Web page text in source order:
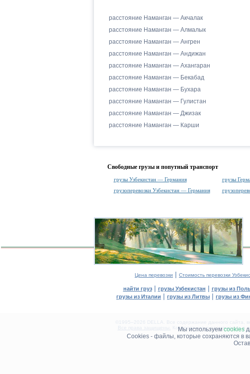
Мы используем cookies
Cookies - файлы, которые сохраняются в
расстояние Наманган — Акчалак
расстояние Наманган — Алмалык
расстояние Наманган — Ангрен
расстояние Наманган — Андижан
расстояние Наманган — Ахангаран
расстояние Наманган — Бекабад
расстояние Наманган — Бухара
расстояние Наманган — Гулистан
расстояние Наманган — Джизак
расстояние Наманган — Карши
Свободные грузы и попутный транспорт
грузы Узбекистан — Германия грузы
грузоперевозки Узбекистан — Германия
Цена перевозки | Стоимость перевозки
найти груз| грузы Узбекистан | грузы из
грузы из Италии | грузы из Литвы | грузы из
©1995–2026 DELLA. Все содержание данного сайта,
Все права защищены.
Копирование и размещение в